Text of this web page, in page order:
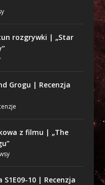
rozgrywki | „Star
Grogu | Recenzja
z filmu | „The
10 | Recenzja